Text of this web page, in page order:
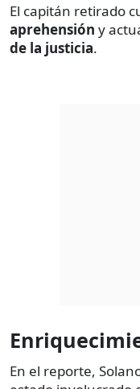
El capitán retirado
aprehensión y
de la justicia.
En el reporte,